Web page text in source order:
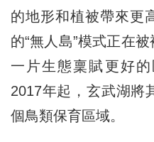
的地形和植被帶來更
的“無人島”模式正在
一片生態稟賦更好
2017年起，玄武湖將
個鳥類保育區域。